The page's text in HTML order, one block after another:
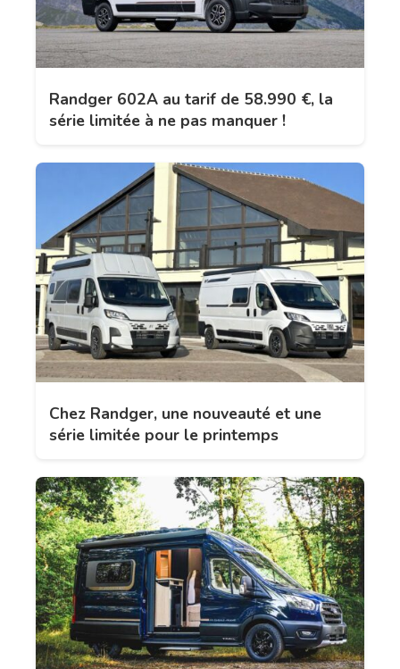
Randger 602A au tarif de 58.990 €, la
série limitée à ne pas manquer !
Chez Randger, une nouveauté et une
série limitée pour le printemps